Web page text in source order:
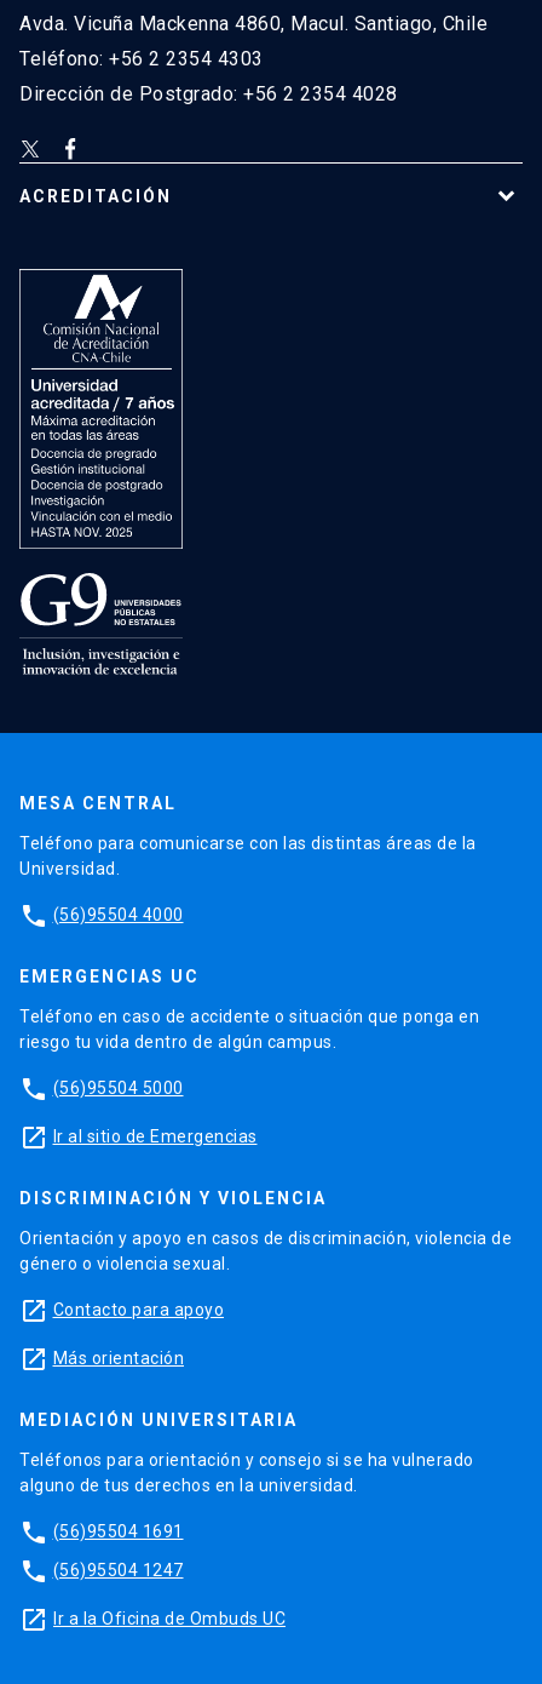
Avda. Vicuña Mackenna 4860, Macul. Santiago, Chile
Teléfono: +56 2 2354 4303
Dirección de Postgrado: +56 2 2354 4028
ACREDITACIÓN
MESA CENTRAL
Teléfono para comunicarse con las distintas áreas de la
Universidad.
phone (56)95504 4000
EMERGENCIAS UC
Teléfono en caso de accidente o situación que ponga en
riesgo tu vida dentro de algún campus.
phone (56)95504 5000
launch Ir al sitio de Emergencias
DISCRIMINACIÓN Y VIOLENCIA
Orientación y apoyo en casos de discriminación, violencia de
género o violencia sexual.
launch Contacto para apoyo
launch Más orientación
MEDIACIÓN UNIVERSITARIA
Teléfonos para orientación y consejo si se ha vulnerado
alguno de tus derechos en la universidad.
phone (56)95504 1691
phone (56)95504 1247
launch Ir a la Oficina de Ombuds UC